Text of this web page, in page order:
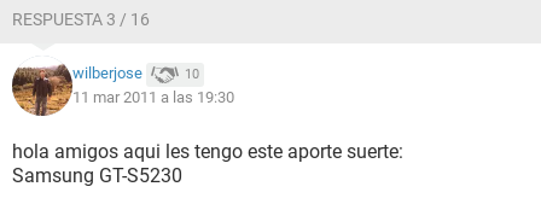
RESPUESTA 3 / 16
wilberjose 10
11 mar 2011 a las 19:30
hola amigos aqui les tengo este aporte suerte:
Samsung GT-S5230